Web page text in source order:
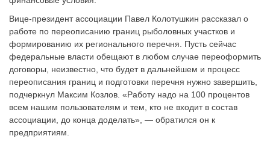
Вице-президент ассоциации Павел Колотушкин рассказал о
работе по переописанию границ рыболовных участков и
формированию их регионального перечня. Пусть сейчас
федеральные власти обещают в любом случае переоформить
договоры, неизвестно, что будет в дальнейшем и процесс
переописания границ и подготовки перечня нужно завершить,
подчеркнул Максим Козлов. «Работу надо на 100 процентов
всем нашим пользователям и тем, кто не входит в состав
ассоциации, до конца доделать», — обратился он к
предприятиям.